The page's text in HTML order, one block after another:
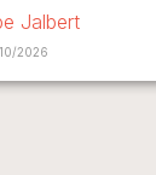
Jalbert
2026